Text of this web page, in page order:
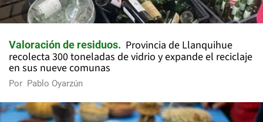
Valoración de residuos
Provincia de Llanquihue
recolecta 300 toneladas de vidrio y expande el reciclaje
en sus nueve comunas
Por Pablo Oyarzún